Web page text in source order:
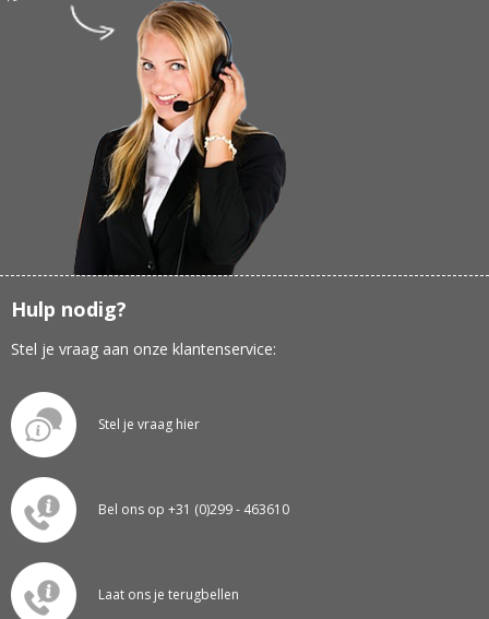
Hulp nodig?
Stel je vraag aan onze klantenservice:
Stel je vraag hier
Bel ons op +31 (0)299 - 463610
Laat ons je terugbellen